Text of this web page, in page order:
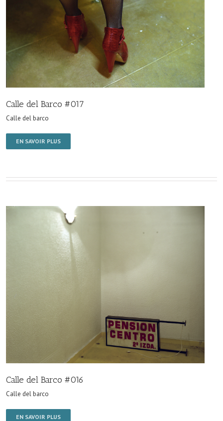
Calle del Barco #017
Calle del barco
EN SAVOIR PLUS
Calle del Barco #016
Calle del barco
EN SAVOIR PLUS